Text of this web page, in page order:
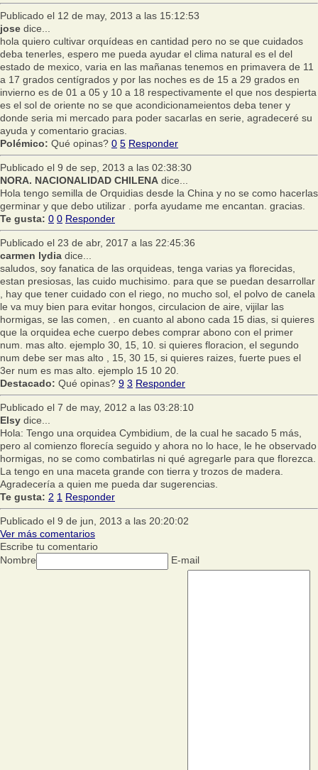
Publicado el 12 de may, 2013 a las 15:12:53
jose dice...
hola quiero cultivar orquídeas en cantidad pero no se que cuidados
deba tenerles, espero me pueda ayudar el clima natural es el del
estado de mexico, varia en las mañanas tenemos en primavera de 11
a 17 grados centígrados y por las noches es de 15 a 29 grados en
invierno es de 01 a 05 y 10 a 18 respectivamente el que nos despierta
es el sol de oriente no se que acondicionameientos deba tener y
donde seria mi mercado para poder sacarlas en serie, agradeceré su
ayuda y comentario gracias.
Polémico: Qué opinas? 0 5 Responder
Publicado el 9 de sep, 2013 a las 02:38:30
NORA. NACIONALIDAD CHILENA dice...
Hola tengo semilla de Orquidias desde la China y no se como hacerlas
germinar y que debo utilizar . porfa ayudame me encantan. gracias.
Te gusta: 0 0 Responder
Publicado el 23 de abr, 2017 a las 22:45:36
carmen lydia dice...
saludos, soy fanatica de las orquideas, tenga varias ya florecidas,
estan presiosas, las cuido muchisimo. para que se puedan desarrollar
, hay que tener cuidado con el riego, no mucho sol, el polvo de canela
le va muy bien para evitar hongos, circulacion de aire, vijilar las
hormigas, se las comen, . en cuanto al abono cada 15 dias, si quieres
que la orquidea eche cuerpo debes comprar abono con el primer
num. mas alto. ejemplo 30, 15, 10. si quieres floracion, el segundo
num debe ser mas alto , 15, 30 15, si quieres raizes, fuerte pues el
3er num es mas alto. ejemplo 15 10 20.
Destacado: Qué opinas? 9 3 Responder
Publicado el 7 de may, 2012 a las 03:28:10
Elsy dice...
Hola: Tengo una orquidea Cymbidium, de la cual he sacado 5 más,
pero al comienzo florecía seguido y ahora no lo hace, le he observado
hormigas, no se como combatirlas ni qué agregarle para que florezca.
La tengo en una maceta grande con tierra y trozos de madera.
Agradecería a quien me pueda dar sugerencias.
Te gusta: 2 1 Responder
Publicado el 9 de jun, 2013 a las 20:20:02
Ver más comentarios
Escribe tu comentario
Nombre
E-mail